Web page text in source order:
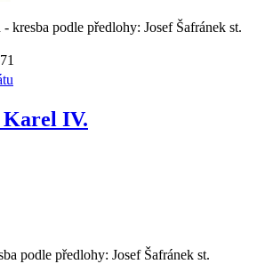
kresba podle předlohy: Josef Šafránek st.
IV.
podle předlohy: Josef Šafránek st.